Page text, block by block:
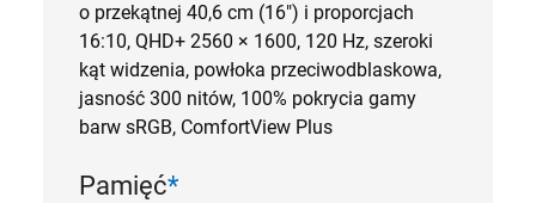
o przekątnej 40,6 cm (16″) i proporcjach
16:10, QHD+ 2560 × 1600, 120 Hz, szeroki
kąt widzenia, powłoka przeciwodblaskowa,
jasność 300 nitów, 100% pokrycia gamy
barw sRGB, ComfortView Plus
Pamięć*